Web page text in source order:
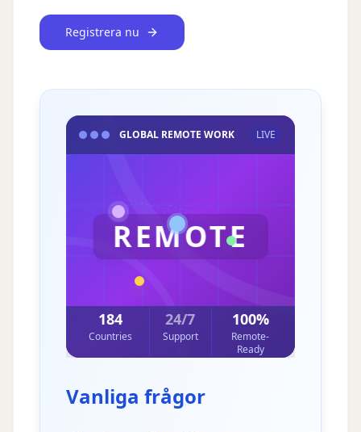
GLOBAL REMOTE WORK LIVE
184
Countries
24/7
Support
100%
Remote-
Ready
REMOTE
Vanliga frågor
Registrera nu